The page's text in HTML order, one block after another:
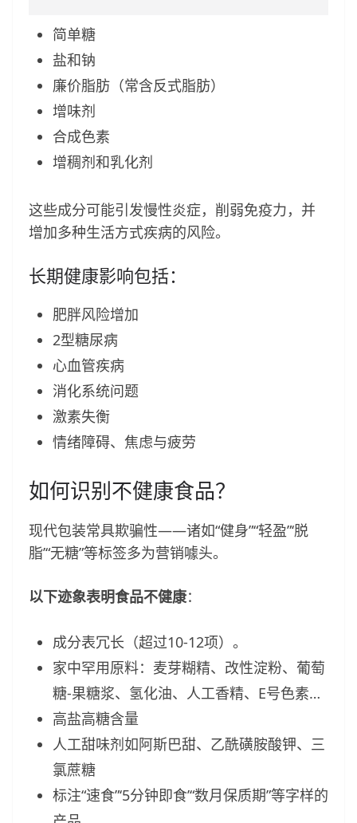
简单糖
盐和钠
廉价脂肪（常含反式脂肪）
增味剂
合成色素
增稠剂和乳化剂
这些成分可能引发慢性炎症，削弱免疫力，并
增加多种生活方式疾病的风险。
长期健康影响包括：
肥胖风险增加
2型糖尿病
心血管疾病
消化系统问题
激素失衡
情绪障碍、焦虑与疲劳
如何识别不健康食品？
现代包装常具欺骗性——诸如“健身”“轻盈”‘脱
脂’“无糖”等标签多为营销噱头。
以下迹象表明食品不健康：
成分表冗长（超过10-12项）。
家中罕用原料：麦芽糊精、改性淀粉、葡萄
糖-果糖浆、氢化油、人工香精、E号色素…
高盐高糖含量
人工甜味剂如阿斯巴甜、乙酰磺胺酸钾、三
氯蔗糖
标注“速食”‘5分钟即食’“数月保质期”等字样的